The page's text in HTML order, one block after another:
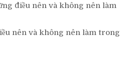
điều nên và không nên làm
nên và không nên làm trong